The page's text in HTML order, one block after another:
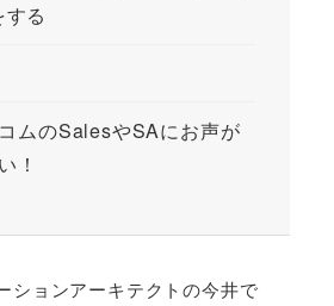
る
ムのSalesやSAにお声が
！
ションアーキテクトの今井で